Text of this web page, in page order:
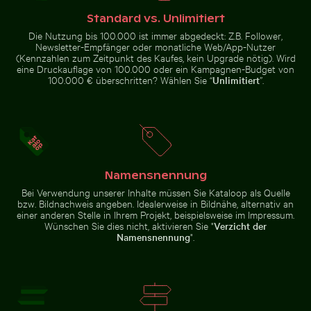
Mann auf Motorrad an belebter Seitenspiegel eines Autos mit
Bunter Blumenstrauß in Glasvase
Bunter Blumenstrauß in
Glasvase
Sandweg zur Insel Ko Nui
Sandweg zur Insel Ko Nui
Prächtige Fassade des Wat Kanan Tempels in Phuket
Rosa Seerosen auf einem
Teich
Standard vs. Unlimitiert
Die Nutzung bis 100.000 ist immer abgedeckt: Z.B. Follower,
Newsletter-Empfänger oder monatliche Web/App-Nutzer
(Kennzahlen zum Zeitpunkt des Kaufes, kein Upgrade nötig). Wird
eine Druckauflage von 100.000 oder ein Kampagnen-Budget von
100.000 € überschritten? Wählen Sie “Unlimitiert”.
Namensnennung
Bei Verwendung unserer Inhalte müssen Sie Kataloop als Quelle
bzw. Bildnachweis angeben. Idealerweise in Bildnähe, alternativ an
einer anderen Stelle in Ihrem Projekt, beispielsweise im Impressum.
Wünschen Sie dies nicht, aktivieren Sie "Verzicht der
Namensnennung".